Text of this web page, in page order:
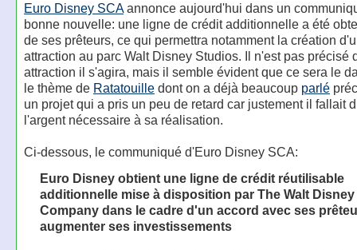
Euro Disney SCAannonce aujourd'hui dans un
bonne nouvelle: une ligne de crédit additionnelle a été
de ses prêteurs, ce qui permettra notamment la création
attraction au parc Walt Disney Studios. Il n'est pas précisé
attraction il s'agira, mais il semble évident que ce sera le
le thème de Ratatouilledont on a déjà beaucoup parlé
un projet qui a pris un peu de retard car justement il fallait
l'argent nécessaire à sa réalisation.
Ci-dessous, le communiqué d'Euro Disney SCA:
Euro Disney obtient une ligne de crédit réutilisable
additionnelle mise à disposition par The Walt Disney
Company dans le cadre d'un accord avec ses
augmenter ses investissements